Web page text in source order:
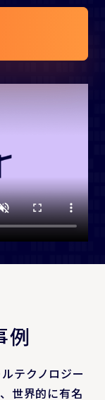
例
テクノロジー
世界的に有名